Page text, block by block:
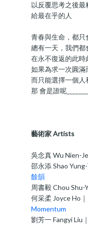
以反覆思考之後
給最在乎的人
青春與生命，都只
總有一天，我們都
在永不復返的此時
如果為求一次圓滿
而只能選擇一個
那 會是誰呢
藝術家 Artists
吳念真 Wu Nien-
邵永添 Shao
餘韻
周書毅 Chou
何采柔 Joyce Ho
Momentum
劉芳一 Fangyi Liu